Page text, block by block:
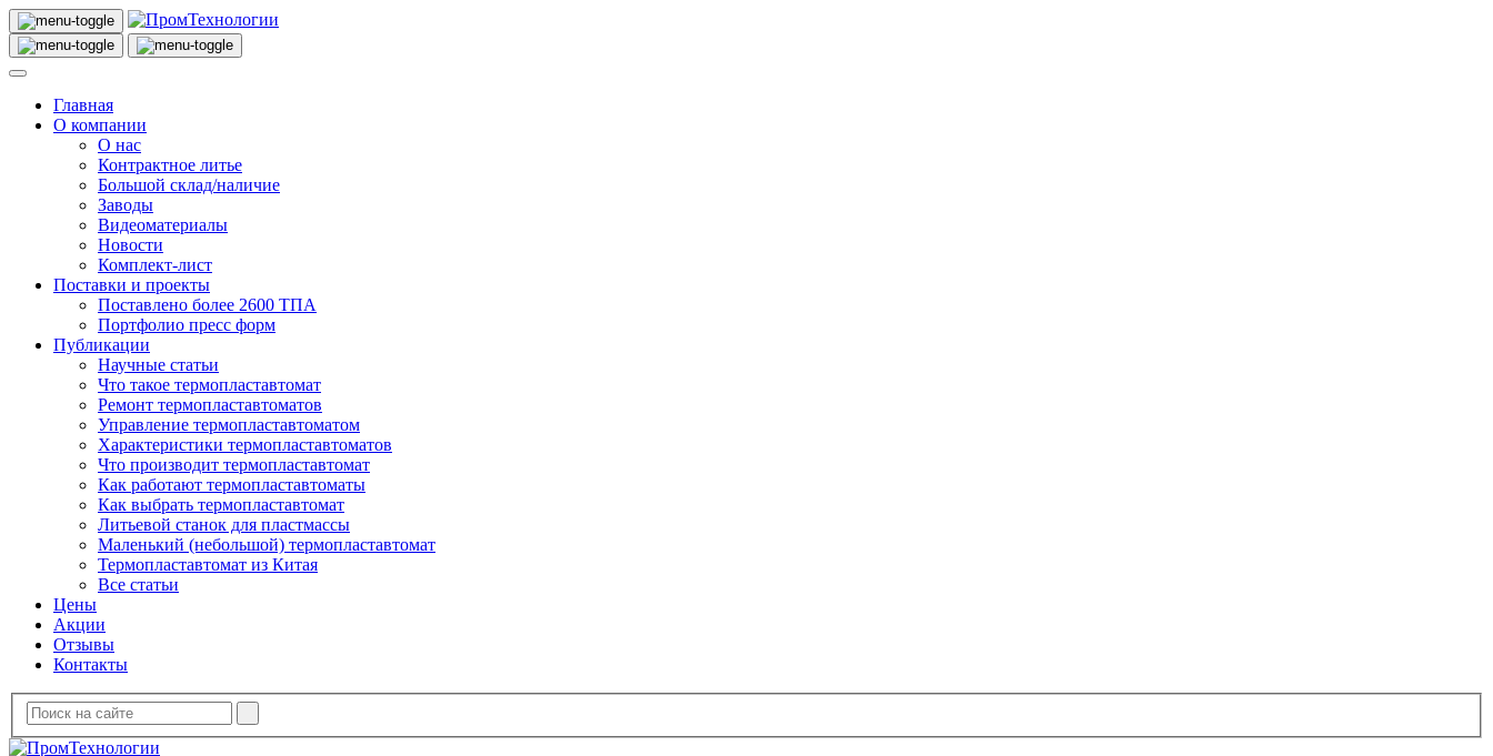
Главная
О компании
О нас
Контрактное литье
Большой склад/наличие
Заводы
Видеоматериалы
Новости
Комплект-лист
Поставки и проекты
Поставлено более 2600 ТПА
Портфолио пресс форм
Публикации
Научные статьи
Что такое термопластавтомат
Ремонт термопластавтоматов
Управление термопластавтоматом
Характеристики термопластавтоматов
Что производит термопластавтомат
Как работают термопластавтоматы
Как выбрать термопластавтомат
Литьевой станок для пластмассы
Маленький (небольшой) термопластавтомат
Термопластавтомат из Китая
Все статьи
Цены
Акции
Отзывы
Контакты